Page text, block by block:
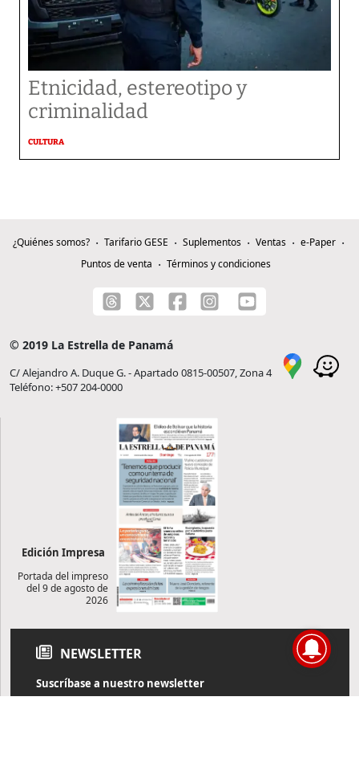
Etnicidad, estereotipo y
criminalidad
CULTURA
¿Quiénes somos? Tarifario GESE Suplementos Ventas
e-Paper
Puntos de venta
Términos y condiciones
© 2019 La Estrella de Panamá
C/ Alejandro A. Duque G. - Apartado 0815-00507, Zona 4
Teléfono: +507 204-0000
Edición Impresa
Portada del impreso
del 9 de agosto de
2026
NEWSLETTER
Suscríbase a nuestro newsletter
Reciba diariamente información de actualidad directamente en